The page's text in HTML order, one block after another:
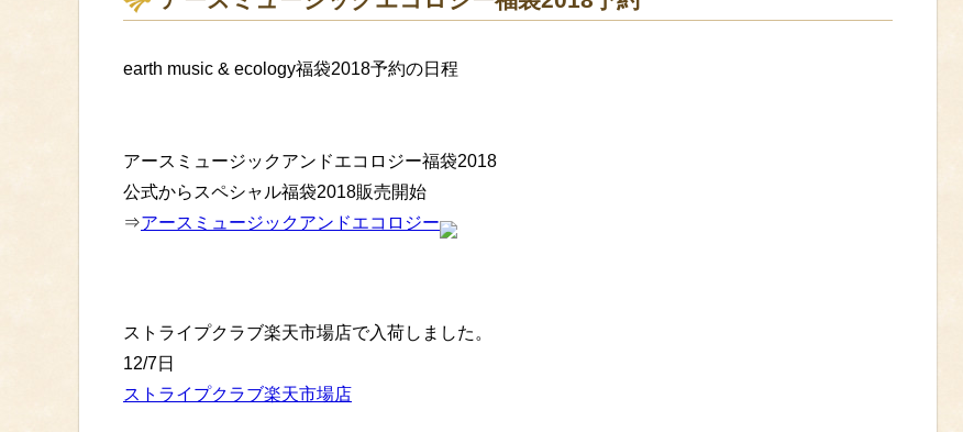
earth music & ecology福袋2018予約の日程
アースミュージックアンドエコロジー福袋2018
公式からスペシャル福袋2018販売開始
⇒アースミュージックアンドエコロジー
ストライプクラブ楽天市場店で入荷しました。
12/7日
ストライプクラブ楽天市場店